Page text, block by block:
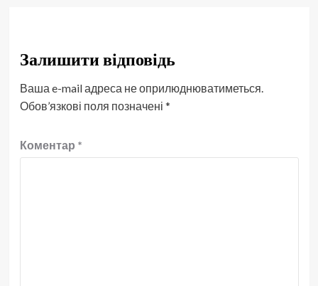
Залишити відповідь
Ваша e-mail адреса не оприлюднюватиметься.
Обов’язкові поля позначені *
Коментар *